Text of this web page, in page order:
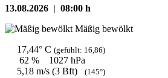
13.08.2026 | 08:00 h
Mäßig bewölkt
17,44° C (gefühlt: 16,86)
62 %
1027 hPa
5,18 m/s (3 Bft)
(145°)